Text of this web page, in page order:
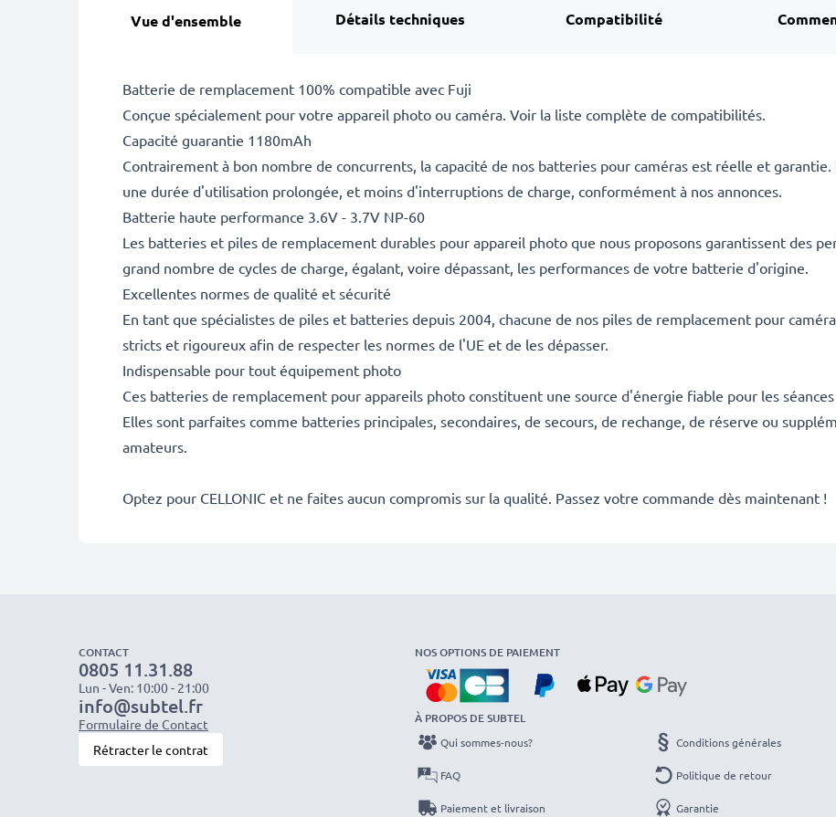
Vue d'ensemble Détails techniques Compatibilité
Batterie de remplacement 100% compatible avec Fuji
Conçue spécialement pour votre appareil photo ou caméra. Voir la liste complète de compatibilités.
Capacité guarantie 1180mAh
Contrairement à bon nombre de concurrents, la capacité de nos batteries pour caméras est réelle et
une durée d'utilisation prolongée, et moins d'interruptions de charge, conformément à nos annonces.
Batterie haute performance 3.6V - 3.7V NP-60
Les batteries et piles de remplacement durables pour appareil photo que nous proposons garantissent des
grand nombre de cycles de charge, égalant, voire dépassant, les performances de votre batterie d'origine.
Excellentes normes de qualité et sécurité
En tant que spécialistes de piles et batteries depuis 2004, chacune de nos piles de remplacement pour
stricts et rigoureux afin de respecter les normes de l'UE et de les dépasser.
Indispensable pour tout équipement photo
Ces batteries de remplacement pour appareils photo constituent une source d'énergie fiable pour les
Elles sont parfaites comme batteries principales, secondaires, de secours, de rechange, de réserve ou
amateurs.
Optez pour CELLONIC et ne faites aucun compromis sur la qualité. Passez votre commande dès maintenant !
CONTACT
0805 11.31.88
Lun - Ven: 10:00 - 21:00
info@subtel.fr
Formulaire de Contact
Rétracter le contrat
NOS OPTIONS DE PAIEMENT
À PROPOS DE SUBTEL
Qui sommes-nous?
FAQ
Paiement et livraison
Conditions générales
Politique de retour
Garantie